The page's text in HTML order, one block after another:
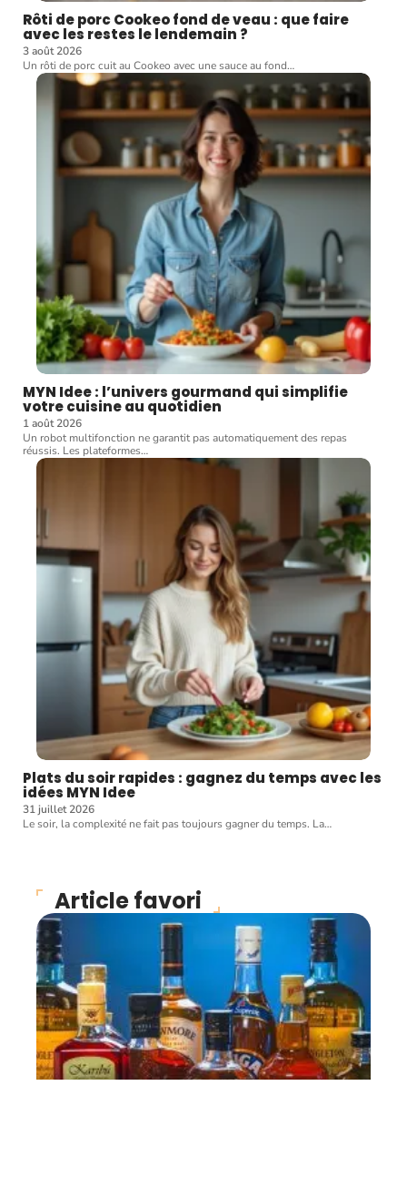
Rôti de porc Cookeo fond de veau : que faire
avec les restes le lendemain ?
3 août 2026
Un rôti de porc cuit au Cookeo avec une sauce au fond…
MYN Idee : l’univers gourmand qui simplifie
votre cuisine au quotidien
1 août 2026
Un robot multifonction ne garantit pas automatiquement des repas
réussis. Les plateformes…
Plats du soir rapides : gagnez du temps avec les
idées MYN Idee
31 juillet 2026
Le soir, la complexité ne fait pas toujours gagner du temps. La…
Article favori